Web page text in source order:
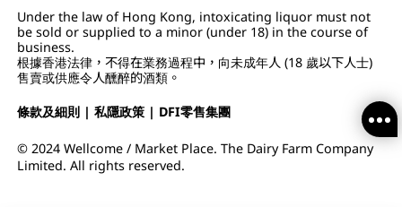
Under the law of Hong Kong, intoxicating liquor must not
be sold or supplied to a minor (under 18) in the course of
business.
根據香港法律，不得在業務過程中，向未成年人 (18 歲以下人士)
售賣或供應令人醺醉的酒類。
條款及細則 |私隱政策 | DFI零售集團
© 2024 Wellcome / Market Place. The Dairy Farm Company
Limited. All rights reserved.